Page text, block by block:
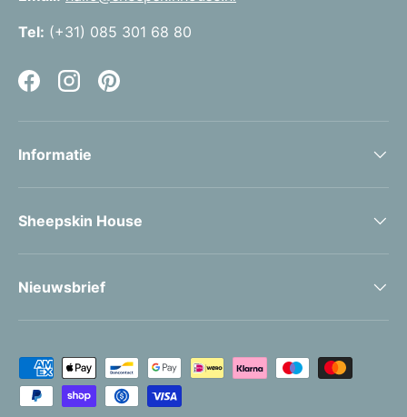
Tel: (+31) 085 301 68 80
FacebookInstagramPinterest
Informatie
Sheepskin House
Nieuwsbrief
Geaccepteerde betaalmethoden